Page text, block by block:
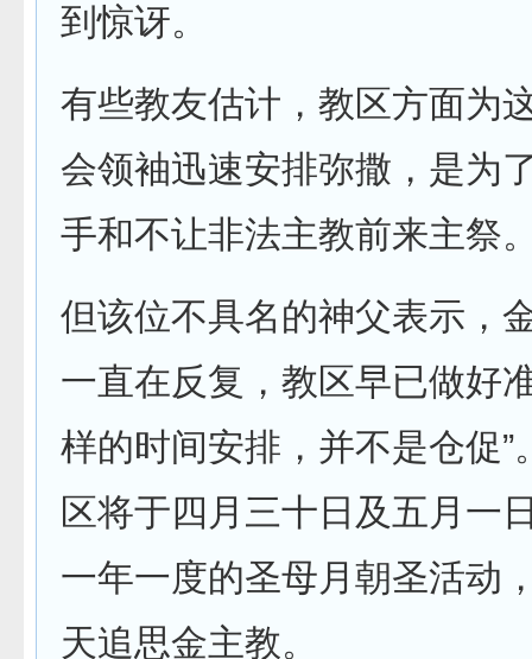
到惊讶。
有些教友估计，教区方面为
会领袖迅速安排弥撒，是为
手和不让非法主教前来主祭
但该位不具名的神父表示，
一直在反复，教区早已做好
样的时间安排，并不是仓促”
区将于四月三十日及五月一
一年一度的圣母月朝圣活动
天追思金主教。